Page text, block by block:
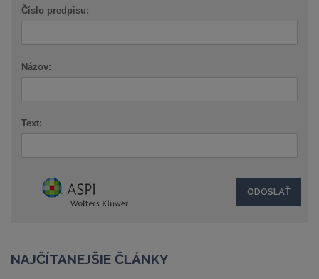
Číslo predpisu:
Názov:
Text:
NAJČÍTANEJŠIE ČLÁNKY